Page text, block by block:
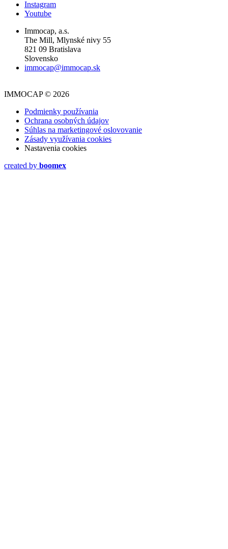
Instagram
Youtube
Immocap, a.s.
The Mill, Mlynské nivy 55
821 09 Bratislava
Slovensko
immocap@immocap.sk
IMMOCAP © 2026
Podmienky používania
Ochrana osobných údajov
Súhlas na marketingové oslovovanie
Zásady využívania cookies
Nastavenia cookies
created by boomex